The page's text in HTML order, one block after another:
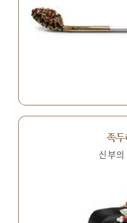
족두
신부